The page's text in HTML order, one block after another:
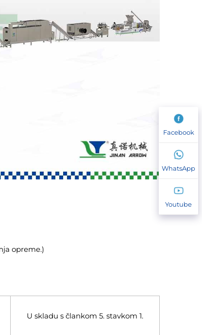
opreme.)
U skladu s člankom 5. stavkom 1.
Facebook
WhatsApp
Youtube